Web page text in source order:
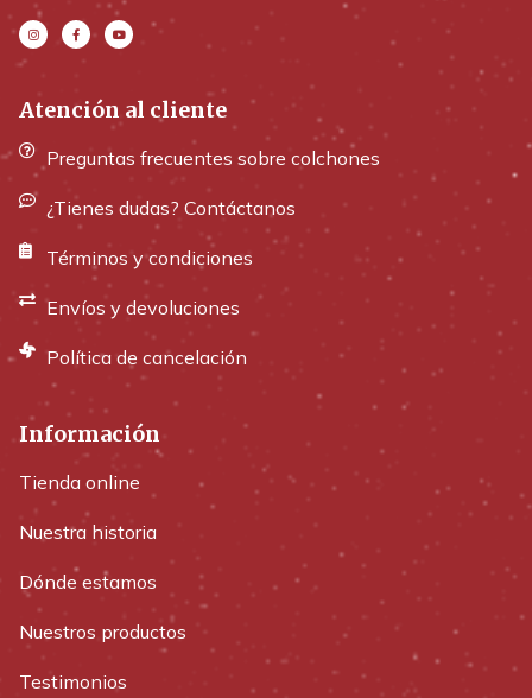
Atención al cliente
Preguntas frecuentes sobre colchones
¿Tienes dudas? Contáctanos
Términos y condiciones
Envíos y devoluciones
Política de cancelación
Información
Tienda online
Nuestra historia
Dónde estamos
Nuestros productos
Testimonios